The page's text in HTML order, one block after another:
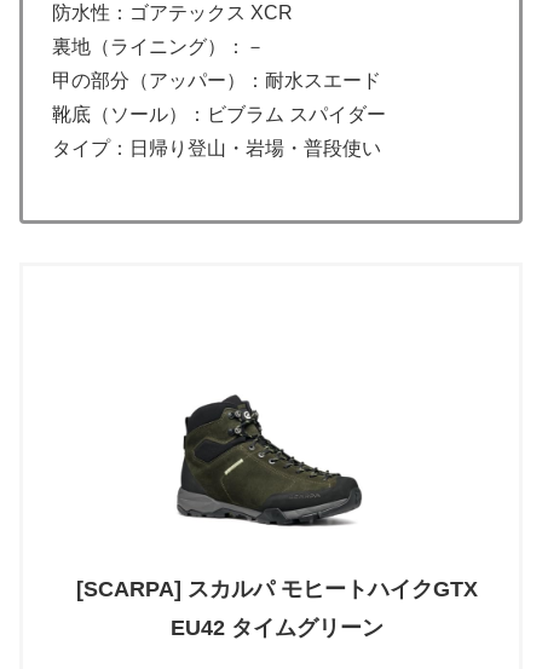
防水性：ゴアテックス XCR
裏地（ライニング）：－
甲の部分（アッパー）：耐水スエード
靴底（ソール）：ビブラム スパイダー
タイプ：日帰り登山・岩場・普段使い
[SCARPA] スカルパ モヒートハイクGTX
EU42 タイムグリーン